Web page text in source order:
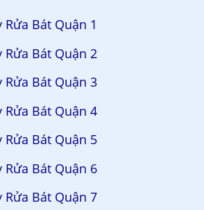
Rửa Bát Quận 1
Rửa Bát Quận 2
Rửa Bát Quận 3
Rửa Bát Quận 4
Rửa Bát Quận 5
Rửa Bát Quận 6
Rửa Bát Quận 7